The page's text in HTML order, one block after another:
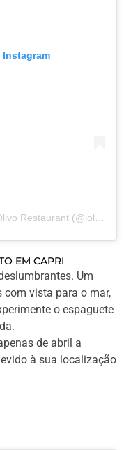
EM CAPRI
Um
com vista para o mar,
o espaguete
de abril a
à sua localização